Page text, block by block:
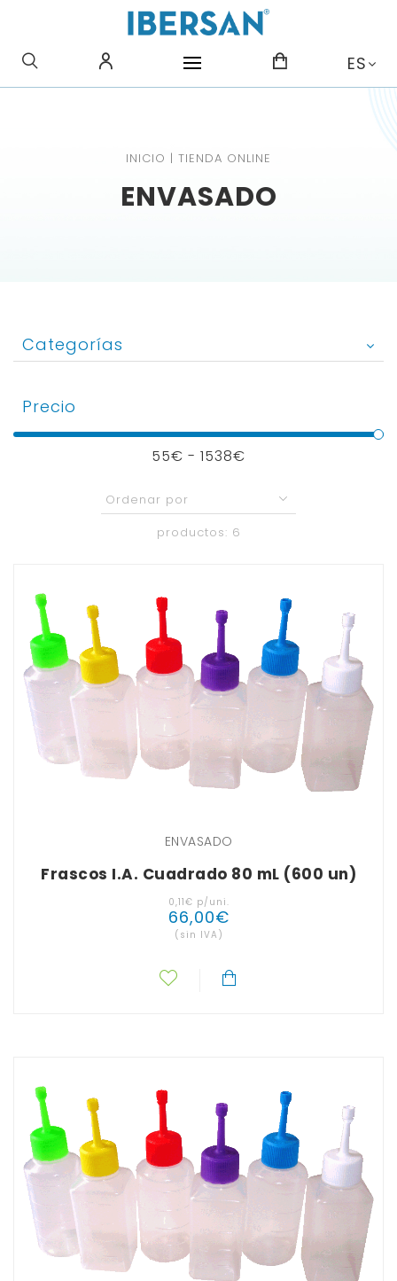
ES
INICIO | TIENDA ONLINE
ENVASADO
Categorías
Precio
55€ - 1538€
productos: 6
ENVASADO
Frascos I.A. Cuadrado 80 mL (600 un)
0,11€ p/uni.
66,00€
(sin IVA)
¿QUE BUSCAS?